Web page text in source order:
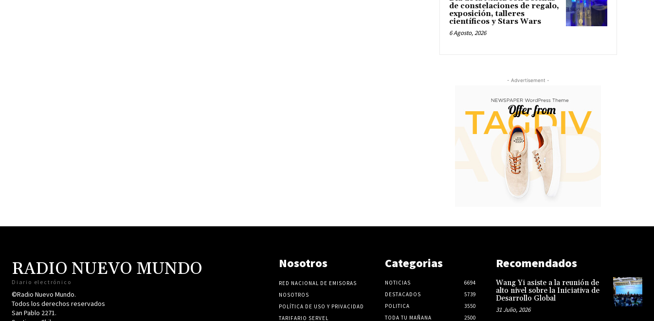
de constelaciones de regalo,
exposición, talleres
científicos y Stars Wars
6 Agosto, 2026
- Advertisement -
RADIO NUEVO MUNDO
Diario electrónico
©Radio Nuevo Mundo.
Todos los derechos reservados
San Pablo 2271.
Nosotros
RED NACIONAL DE EMISORAS
NOSOTROS
POLÍTICA DE USO Y PRIVACIDAD
TARIFARIO SERVEL
Categorias
NOTICIAS
6694
DESTACADOS
5739
POLITICA
3550
TODA TU MAÑANA
2500
Recomendados
Wang Yi asiste a la reunión de
alto nivel sobre la Iniciativa de
Desarrollo Global
31 Julio, 2026